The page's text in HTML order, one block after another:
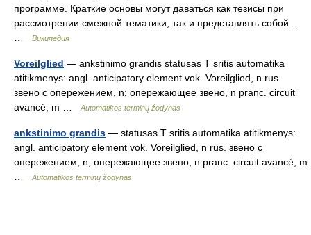
программе. Краткие основы могут даваться как тезисы при
рассмотрении смежной тематики, так и представлять собой…
Википедия
Voreilglied — ankstinimo grandis statusas T sritis automatika
atitikmenys: angl. anticipatory element vok. Voreilglied, n rus.
звено с опережением, n; опережающее звено, n pranc. circuit
avancé, m …
Automatikos terminų žodynas
ankstinimo grandis — statusas T sritis automatika atitikmenys:
angl. anticipatory element vok. Voreilglied, n rus. звено с
опережением, n; опережающее звено, n pranc. circuit avancé, m
Automatikos terminų žodynas